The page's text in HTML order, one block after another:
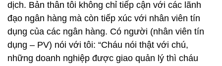
dịch. Bản thân tôi không chỉ tiếp cận với các lãnh
đạo ngân hàng mà còn tiếp xúc với nhân viên tín
dụng của các ngân hàng. Có người (nhân viên tín
dụng – PV) nói với tôi: “Cháu nói thật với chú,
những doanh nghiệp được giao quản lý thì cháu